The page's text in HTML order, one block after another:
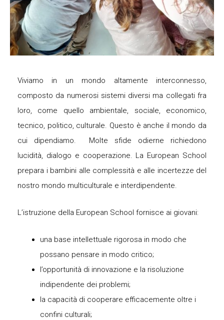
Viviamo in un mondo altamente interconnesso,
composto da numerosi sistemi diversi ma collegati fra
loro, come quello ambientale, sociale, economico,
tecnico, politico, culturale. Questo è anche il mondo da
cui dipendiamo. Molte sfide odierne richiedono
lucidità, dialogo e cooperazione. La European School
prepara i bambini alle complessità e alle incertezze del
nostro mondo multiculturale e interdipendente.
L’istruzione della European School fornisce ai giovani:
una base intellettuale rigorosa in modo che
possano pensare in modo critico;
l’opportunità di innovazione e la risoluzione
indipendente dei problemi;
la capacità di cooperare efficacemente oltre i
confini culturali;